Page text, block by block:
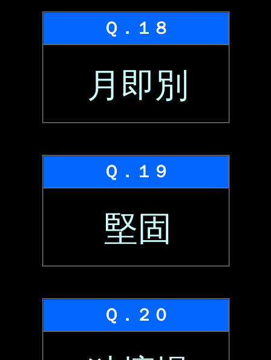
Ｑ．１８
月即別
Ｑ．１９
堅固
Ｑ．２０